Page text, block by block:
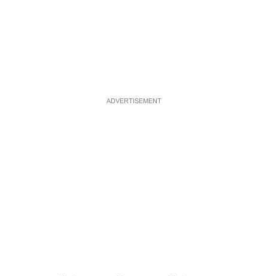
ADVERTISEMENT